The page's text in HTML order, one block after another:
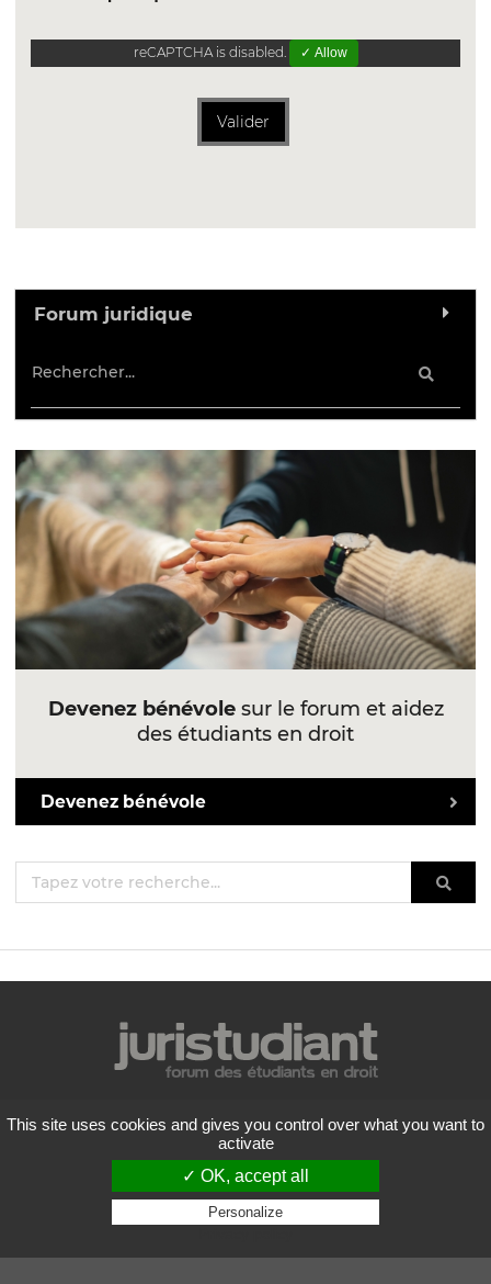
reCAPTCHA is disabled. ✓ Allow
Valider
Forum juridique
Devenez bénévolesur le forum et aidez
des étudiants en droit
Devenez bénévole
Mentions légales
Politique de confidentialité
Conditions générales d'utilisation
Liste des forums
Contactez-nous
Copyright
2026 Juristudiant.com - Tous droits réservés
This site uses cookies and gives you control over what you want to
activate
✓ OK, accept all
Personalize